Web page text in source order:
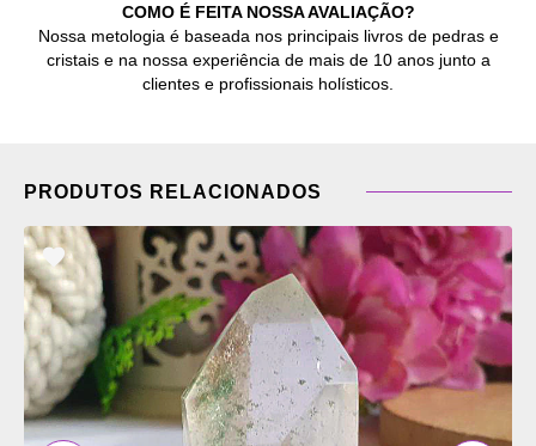
COMO É FEITA NOSSA AVALIAÇÃO?
Nossa metologia é baseada nos principais livros de pedras e
cristais e na nossa experiência de mais de 10 anos junto a
clientes e profissionais holísticos.
PRODUTOS RELACIONADOS
ADICIONAR
OS
FAVORITOS